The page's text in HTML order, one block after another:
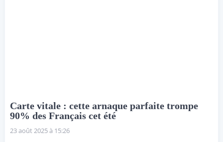
Carte vitale : cette arnaque parfaite trompe
90% des Français cet été
23 août 2025 à 15:26